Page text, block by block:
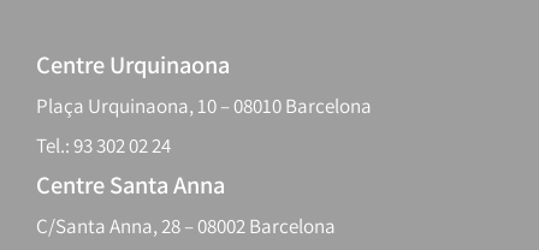
Centre Urquinaona
Plaça Urquinaona, 10 – 08010 Barcelona
Tel.: 93 302 02 24
Centre Santa Anna
C/Santa Anna, 28 – 08002 Barcelona